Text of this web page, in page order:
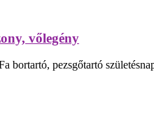
vőlegény
bortartó, pezsgőtartó